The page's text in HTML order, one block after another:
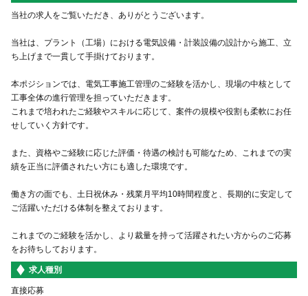
当社の求人をご覧いただき、ありがとうございます。
当社は、プラント（工場）における電気設備・計装設備の設計から施工、立
ち上げまで一貫して手掛けております。
本ポジションでは、電気工事施工管理のご経験を活かし、現場の中核として
工事全体の進行管理を担っていただきます。
これまで培われたご経験やスキルに応じて、案件の規模や役割も柔軟にお任
せしていく方針です。
また、資格やご経験に応じた評価・待遇の検討も可能なため、これまでの実
績を正当に評価されたい方にも適した環境です。
働き方の面でも、土日祝休み・残業月平均10時間程度と、長期的に安定して
ご活躍いただける体制を整えております。
これまでのご経験を活かし、より裁量を持って活躍されたい方からのご応募
をお待ちしております。
求人種別
直接応募